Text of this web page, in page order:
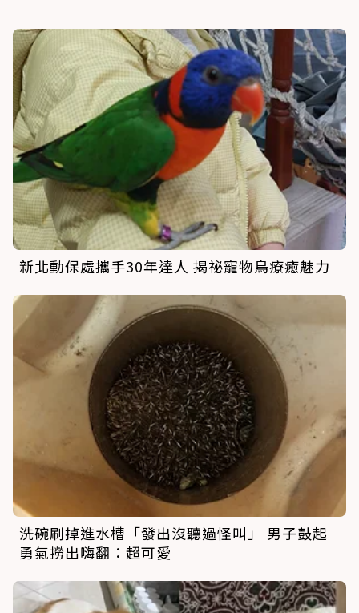
新北動保處攜手30年達人 揭祕寵物鳥療癒魅力
洗碗刷掉進水槽「發出沒聽過怪叫」 男子鼓起
勇氣撈出嗨翻：超可愛